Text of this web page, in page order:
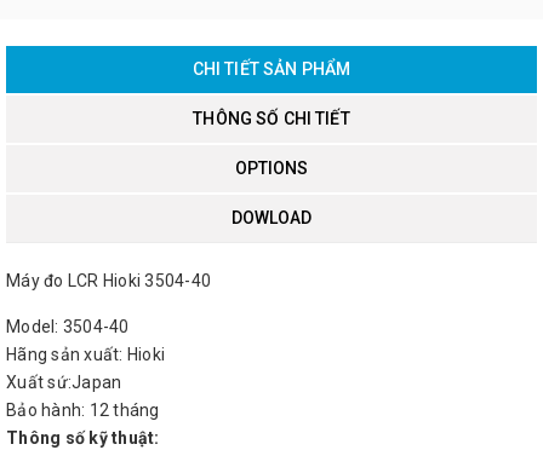
CHI TIẾT SẢN PHẨM
THÔNG SỐ CHI TIẾT
OPTIONS
DOWLOAD
Máy đo LCR Hioki 3504-40
Model: 3504-40
Hãng sản xuất: Hioki
Xuất sứ:Japan
Bảo hành: 12 tháng
Thông số kỹ thuật: